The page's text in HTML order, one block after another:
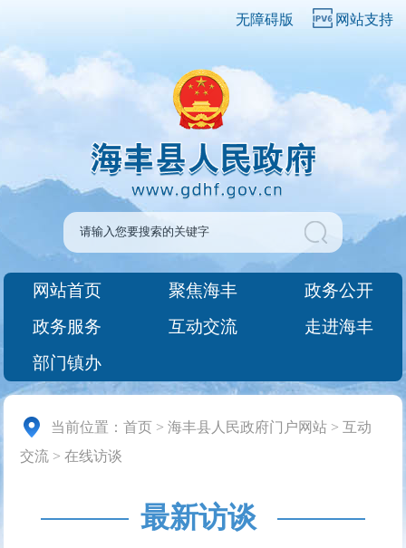
无障碍版 网站支持
网站首页 聚焦海丰
政务公开
政务服务
互动交流
走进海丰
部门镇办
当前位置：首页 >海丰县人民政府门户网站 >互动
交流 >在线访谈
最新访谈